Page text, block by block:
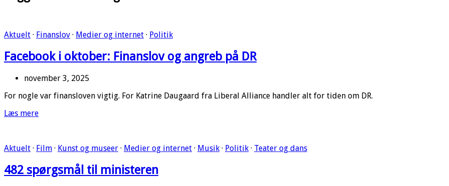
Aktuelt · Finanslov · Medier og internet · Politik
Facebook i oktober: Finanslov og angreb på DR
november 3, 2025
For nogle var finansloven vigtig. For Katrine Daugaard fra Liberal Alliance handler alt for tiden om DR.
Læs mere
Aktuelt · Film · Kunst og museer · Medier og internet · Musik · Politik · Teater og dans
482 spørgsmål til ministeren